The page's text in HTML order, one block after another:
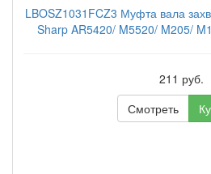
LBOSZ1031FCZ3 Муфта вала
Sharp AR5420/ M5520/ M205/
211 руб.
Смотреть